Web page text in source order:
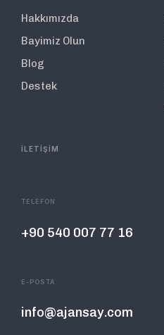
Hakkımızda
Bayimiz Olun
Blog
Destek
İLETİŞİM
TELEFON
+90 540 007 77 16
E-POSTA
info@ajansay.com